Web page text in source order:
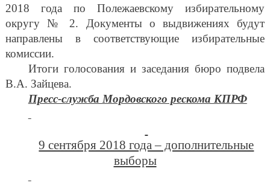
2018 года по Полежаевскому избирательному
округу № 2. Документы о выдвижениях будут
направлены в соответствующие избирательные
комиссии.
Итоги голосования и заседания бюро подвела
В.А. Зайцева.
Пресс-служба Мордовского рескома КПРФ
9 сентября 2018 года – дополнительные
выборы